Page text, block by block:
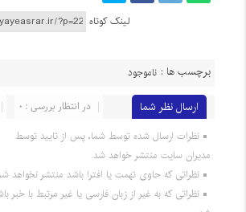
لینک کوتاه
برچسب ها : ناموجود
ارسال نظر شما
در انتظار بررسی : 0
نظرات ارسال شده توسط شما، پس از تایید توسط
مدیران سایت منتشر خواهد شد.
نظراتی که حاوی تهمت یا افترا باشد منتشر نخواهد
نظراتی که به غیر از زبان فارسی یا غیر مرتبط با خبر